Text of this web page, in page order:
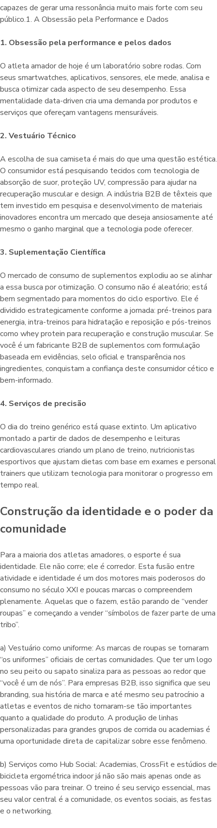
capazes de gerar uma ressonância muito mais forte com seu
público.1. A Obsessão pela Performance e Dados
1. Obsessão pela performance e pelos dados
O atleta amador de hoje é um laboratório sobre rodas. Com
seus smartwatches, aplicativos, sensores, ele mede, analisa e
busca otimizar cada aspecto de seu desempenho. Essa
mentalidade data-driven cria uma demanda por produtos e
serviços que ofereçam vantagens mensuráveis.
2. Vestuário Técnico
A escolha de sua camiseta é mais do que uma questão estética.
O consumidor está pesquisando tecidos com tecnologia de
absorção de suor, proteção UV, compressão para ajudar na
recuperação muscular e design. A indústria B2B de têxteis que
tem investido em pesquisa e desenvolvimento de materiais
inovadores encontra um mercado que deseja ansiosamente até
mesmo o ganho marginal que a tecnologia pode oferecer.
3. Suplementação Científica
O mercado de consumo de suplementos explodiu ao se alinhar
a essa busca por otimização. O consumo não é aleatório; está
bem segmentado para momentos do ciclo esportivo. Ele é
dividido estrategicamente conforme a jornada: pré-treinos para
energia, intra-treinos para hidratação e reposição e pós-treinos
como whey protein para recuperação e construção muscular. Se
você é um fabricante B2B de suplementos com formulação
baseada em evidências, selo oficial e transparência nos
ingredientes, conquistam a confiança deste consumidor cético e
bem-informado.
4. Serviços de precisão
O dia do treino genérico está quase extinto. Um aplicativo
montado a partir de dados de desempenho e leituras
cardiovasculares criando um plano de treino, nutricionistas
esportivos que ajustam dietas com base em exames e personal
trainers que utilizam tecnologia para monitorar o progresso em
tempo real.
Construção da identidade e o poder da
comunidade
Para a maioria dos atletas amadores, o esporte é sua
identidade. Ele não corre; ele é corredor. Esta fusão entre
atividade e identidade é um dos motores mais poderosos do
consumo no século XXI e poucas marcas o compreendem
plenamente. Aquelas que o fazem, estão parando de “vender
roupas” e começando a vender “símbolos de fazer parte de uma
tribo”.
a) Vestuário como uniforme: As marcas de roupas se tornaram
“os uniformes” oficiais de certas comunidades. Que ter um logo
no seu peito ou sapato sinaliza para as pessoas ao redor que
“você é um de nós”. Para empresas B2B, isso significa que seu
branding, sua história de marca e até mesmo seu patrocínio a
atletas e eventos de nicho tornaram-se tão importantes
quanto a qualidade do produto. A produção de linhas
personalizadas para grandes grupos de corrida ou academias é
uma oportunidade direta de capitalizar sobre esse fenômeno.
b) Serviços como Hub Social: Academias, CrossFit e estúdios de
bicicleta ergométrica indoor já não são mais apenas onde as
pessoas vão para treinar. O treino é seu serviço essencial, mas
seu valor central é a comunidade, os eventos sociais, as festas
e o networking.